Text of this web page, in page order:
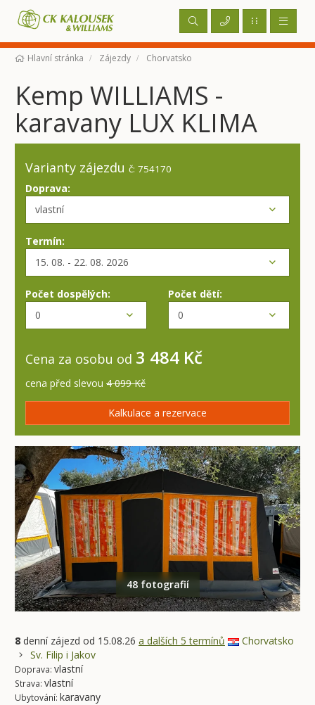
Hlavní stránka Zájezdy Chorvatsko
Kemp WILLIAMS -
karavany LUX KLIMA
Varianty zájezdu č: 754170
Doprava:
Termín:
Počet dospělých: Počet dětí:
Cena za osobu od 3 484 Kč
cena před slevou 4 099 Kč
Kalkulace a rezervace
48 fotografií
8 denní zájezd od 15.08.26 a dalších 5 termínů
Chorvatsko
Sv. Filip i Jakov
Doprava: vlastní
Strava: vlastní
Ubytování: karavany